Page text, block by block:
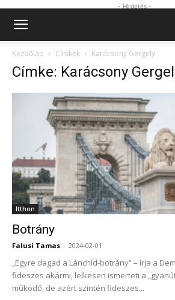
- Hirdetés -
Kezdőlap Címkék Karácsony Gergely
Címke: Karácsony
Itthon
Botrány
Falusi Tamas - 2024-02-01
„Egyre dagad a Lánchíd-botrány” – írja a
fideszes akármi, lelkesen ismerteti a
működő, de azért szintén fideszes...